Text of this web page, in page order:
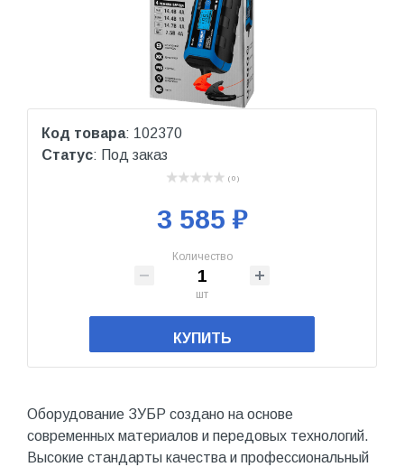
Код товара: 102370
Статус: Под заказ
( 0 )
3 585 ₽
Количество
шт
КУПИТЬ
Оборудование ЗУБР создано на основе
современных материалов и передовых технологий.
Высокие стандарты качества и профессиональный